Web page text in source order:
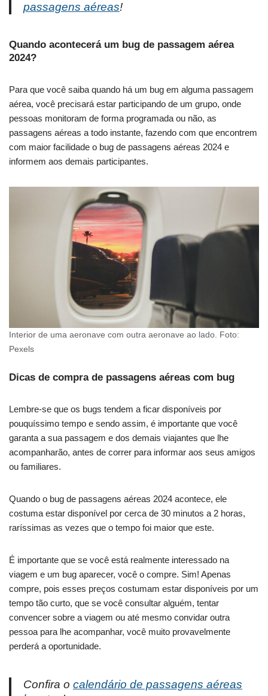
passagens aéreas!
Quando acontecerá um bug de passagem aérea
2024?
Para que você saiba quando há um bug em alguma passagem
aérea, você precisará estar participando de um grupo, onde
pessoas monitoram de forma programada ou não, as
passagens aéreas a todo instante, fazendo com que encontrem
com maior facilidade o bug de passagens aéreas 2024 e
informem aos demais participantes.
Interior de uma aeronave com outra aeronave ao lado. Foto:
Pexels
Dicas de compra de passagens aéreas com bug
Lembre-se que os bugs tendem a ficar disponíveis por
pouquíssimo tempo e sendo assim, é importante que você
garanta a sua passagem e dos demais viajantes que lhe
acompanharão, antes de correr para informar aos seus amigos
ou familiares.
Quando o bug de passagens aéreas 2024 acontece, ele
costuma estar disponível por cerca de 30 minutos a 2 horas,
raríssimas as vezes que o tempo foi maior que este.
É importante que se você está realmente interessado na
viagem e um bug aparecer, você o compre. Sim! Apenas
compre, pois esses preços costumam estar disponíveis por um
tempo tão curto, que se você consultar alguém, tentar
convencer sobre a viagem ou até mesmo convidar outra
pessoa para lhe acompanhar, você muito provavelmente
perderá a oportunidade.
Confira o calendário de passagens aéreas